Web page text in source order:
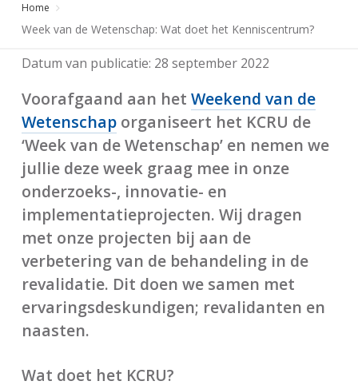
Home
Week van de Wetenschap: Wat doet het Kenniscentrum?
Datum van publicatie: 28 september 2022
Voorafgaand aan het Weekend van de
Wetenschaporganiseert het KCRU de
‘Week van de Wetenschap’ en nemen we
jullie deze week graag mee in onze
onderzoeks-, innovatie- en
implementatieprojecten. Wij dragen
met onze projecten bij aan de
verbetering van de behandeling in de
revalidatie. Dit doen we samen met
ervaringsdeskundigen; revalidanten en
naasten.
Wat doet het KCRU?